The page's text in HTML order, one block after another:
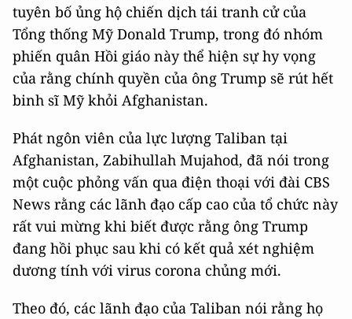
tuyên bố ủng hộ chiến dịch tái tranh cử của
Tổng thống Mỹ Donald Trump, trong đó nhóm
phiến quân Hồi giáo này thể hiện sự hy vọng
của rằng chính quyền của ông Trump sẽ rút hết
binh sĩ Mỹ khỏi Afghanistan.
Phát ngôn viên của lực lượng Taliban tại
Afghanistan, Zabihullah Mujahod, đã nói trong
một cuộc phỏng vấn qua điện thoại với đài CBS
News rằng các lãnh đạo cấp cao của tổ chức này
rất vui mừng khi biết được rằng ông Trump
đang hồi phục sau khi có kết quả xét nghiệm
dương tính với virus corona chủng mới.
Theo đó, các lãnh đạo của Taliban nói rằng họ